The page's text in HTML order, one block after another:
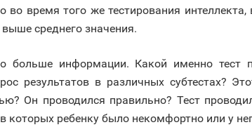
время того же тестирования
среднего значения.
больше информации. Какой именно тест
результатов в различных субтестах?
Он проводился правильно? Тест
которых ребенку было некомфортно или у